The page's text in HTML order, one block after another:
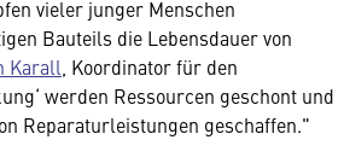
vieler junger Menschen
Bauteils die Lebensdauer von
Karall , Koordinator für den
werden Ressourcen geschont und
Reparaturleistungen geschaffen."